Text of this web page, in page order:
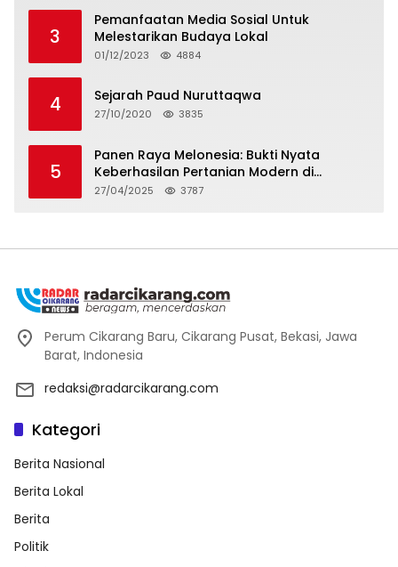
3
Pemanfaatan Media Sosial Untuk
Melestarikan Budaya Lokal
01/12/2023 4884
4 Sejarah Paud Nuruttaqwa
27/10/2020 3835
5
Panen Raya Melonesia: Bukti Nyata
Keberhasilan Pertanian Modern di
Kabupaten Bekasi
27/04/2025 3787
Perum Cikarang Baru, Cikarang Pusat, Bekasi, Jawa
Barat, Indonesia
redaksi@radarcikarang.com
Kategori
Berita Nasional
Berita Lokal
Berita
Politik